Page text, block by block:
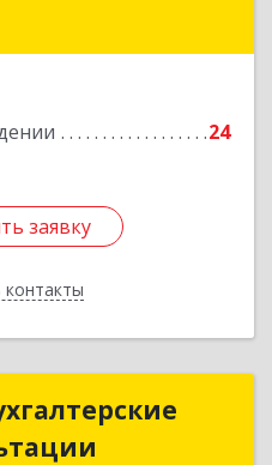
24
заявку
контакты
заявку
Бухгалтерские
и консультации